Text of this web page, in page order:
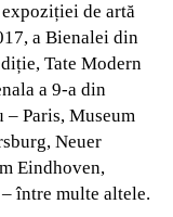
de artă
a Bienalei din
Tate Modern
a 9-a din
Paris, Museum
Neuer
Eindhoven,
între multe altele.